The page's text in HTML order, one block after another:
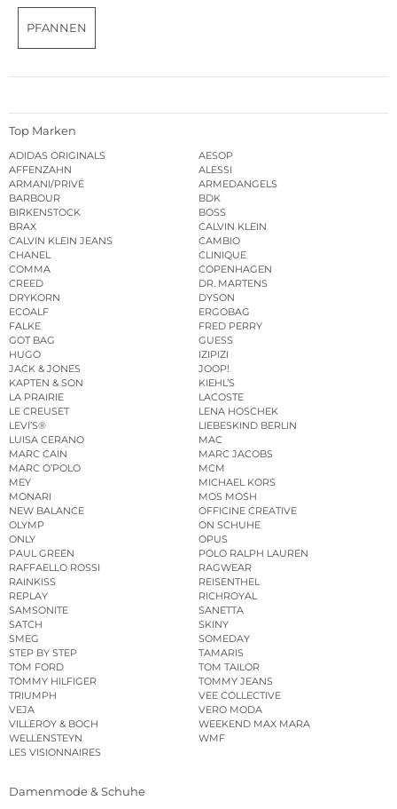
PFANNEN
Top Marken
ADIDAS ORIGINALS
AESOP
AFFENZAHN
ALESSI
ARMANI/PRIVÉ
ARMEDANGELS
BARBOUR
BDK
BIRKENSTOCK
BOSS
BRAX
CALVIN KLEIN
CALVIN KLEIN JEANS
CAMBIO
CHANEL
CLINIQUE
COMMA
COPENHAGEN
CREED
DR. MARTENS
DRYKORN
DYSON
ECOALF
ERGOBAG
FALKE
FRED PERRY
GOT BAG
GUESS
HUGO
IZIPIZI
JACK & JONES
JOOP!
KAPTEN & SON
KIEHL’S
LA PRAIRIE
LACOSTE
LE CREUSET
LENA HOSCHEK
LEVI’S®
LIEBESKIND BERLIN
LUISA CERANO
MAC
MARC CAIN
MARC JACOBS
MARC O’POLO
MCM
MEY
MICHAEL KORS
MONARI
MOS MOSH
NEW BALANCE
OFFICINE CREATIVE
OLYMP
ON SCHUHE
ONLY
OPUS
PAUL GREEN
POLO RALPH LAUREN
RAFFAELLO ROSSI
RAGWEAR
RAINKISS
REISENTHEL
REPLAY
RICHROYAL
SAMSONITE
SANETTA
SATCH
SKINY
SMEG
SOMEDAY
STEP BY STEP
TAMARIS
TOM FORD
TOM TAILOR
TOMMY HILFIGER
TOMMY JEANS
TRIUMPH
VEE COLLECTIVE
VEJA
VERO MODA
VILLEROY & BOCH
WEEKEND MAX MARA
WELLENSTEYN
WMF
LES VISIONNAIRES
Damenmode & Schuhe